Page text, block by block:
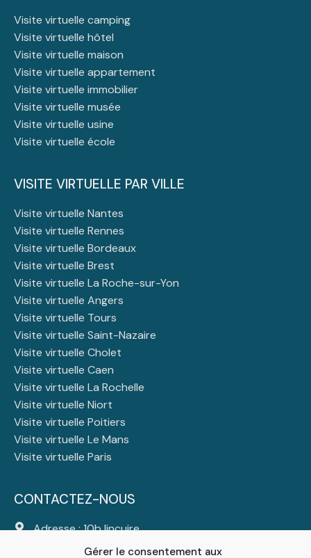
Gérer le consentement aux
Visite virtuelle camping
Visite virtuelle hôtel
Visite virtuelle maison
Visite virtuelle appartement
Visite virtuelle immobilier
Visite virtuelle musée
Visite virtuelle usine
Visite virtuelle école
VISITE VIRTUELLE PAR VILLE
Visite virtuelle Nantes
Visite virtuelle Rennes
Visite virtuelle Bordeaux
Visite virtuelle Brest
Visite virtuelle La Roche-sur-Yon
Visite virtuelle Angers
Visite virtuelle Tours
Visite virtuelle Saint-Nazaire
Visite virtuelle Cholet
Visite virtuelle Caen
Visite virtuelle La Rochelle
Visite virtuelle Niort
Visite virtuelle Poitiers
Visite virtuelle Le Mans
Visite virtuelle Paris
CONTACTEZ-NOUS
Adresse : 10b lincuire
44310 Saint Colomban